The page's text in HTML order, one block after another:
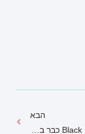
הבא